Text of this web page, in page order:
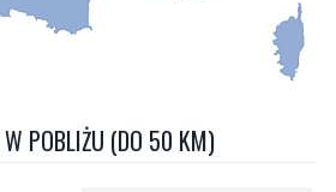
POBLIŻU (DO 50 KM)